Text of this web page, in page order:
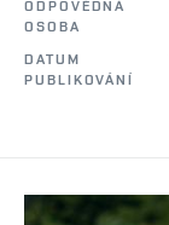
ODPOVĚDNÁ
OSOBA
DATUM
PUBLIKOVÁNÍ